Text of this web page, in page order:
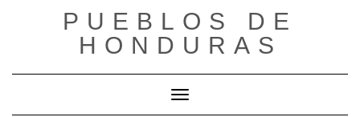
PUEBLOS DE
HONDURAS
Cambiar modo de navegación